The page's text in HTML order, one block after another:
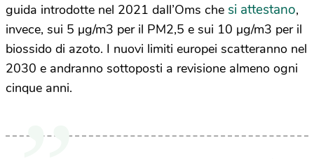
guida introdotte nel 2021 dall’Oms che si attestano,
invece, sui 5 μg/m3 per il PM2,5 e sui 10 μg/m3 per il
biossido di azoto. I nuovi limiti europei scatteranno nel
2030 e andranno sottoposti a revisione almeno ogni
cinque anni.